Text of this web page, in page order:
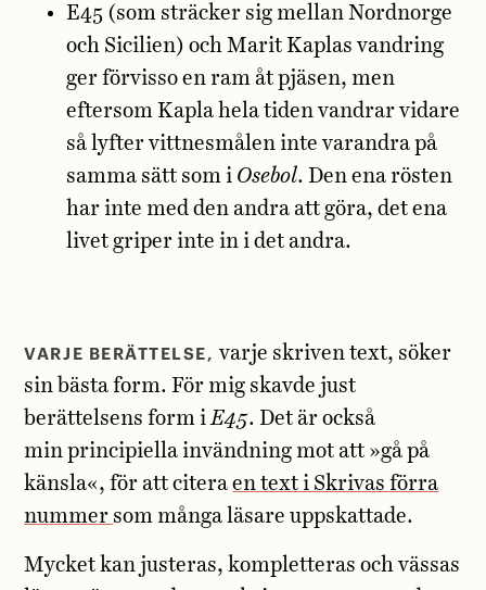
E45 (som sträcker sig mellan Nordnorge
och Sicilien) och Marit Kaplas vandring
ger förvisso en ram åt pjäsen, men
eftersom Kapla hela tiden vandrar vidare
så lyfter vittnesmålen inte varandra på
samma sätt som i Osebol. Den ena rösten
har inte med den andra att göra, det ena
livet griper inte in i det andra.
VARJE BERÄTTELSE, varje skriven text, söker
sin bästa form. För mig skavde just
berättelsens form iE45. Det är också
min principiella invändning mot att »gå på
känsla«, för att citeraen text i Skrivas förra
nummer som många läsare uppskattade.
Mycket kan justeras, kompletteras och vässas